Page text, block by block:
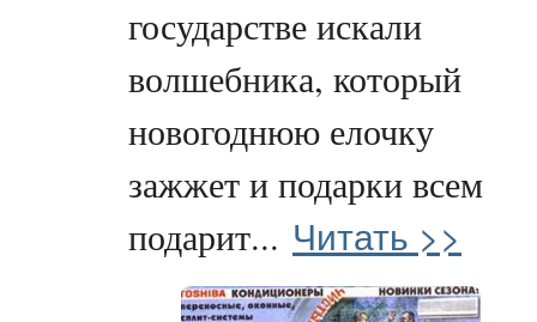
государстве искали
волшебника, который
новогоднюю елочку
зажжет и подарки всем
подарит... Читать >>